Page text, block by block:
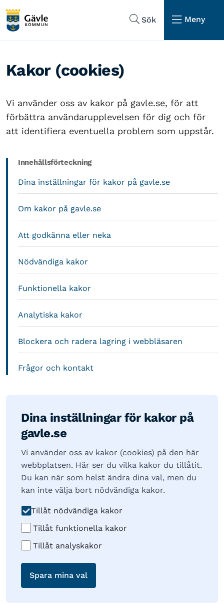
Sök
Meny
Kakor (cookies)
Vi använder oss av kakor på gavle.se, för att
förbättra användarupplevelsen för dig och för
att identifiera eventuella problem som uppstår.
Innehållsförteckning
Dina inställningar för kakor på gavle.se
Om kakor på gavle.se
Att godkänna eller neka
Nödvändiga kakor
Funktionella kakor
Analytiska kakor
Blockera och radera lagring i webbläsaren
Frågor och kontakt
Dina inställningar för kakor på
gavle.se
Vi använder oss av kakor (cookies) på den här
webbplatsen. Här ser du vilka kakor du tillåtit.
Du kan när som helst ändra dina val, men du
kan inte välja bort nödvändiga kakor.
Tillåt nödvändiga kakor
Tillåt funktionella kakor
Tillåt analyskakor
Spara mina val